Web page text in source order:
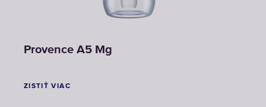
Provence A5 Mg
ZISTIŤ VIAC